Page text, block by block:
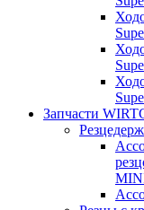
Запчасти